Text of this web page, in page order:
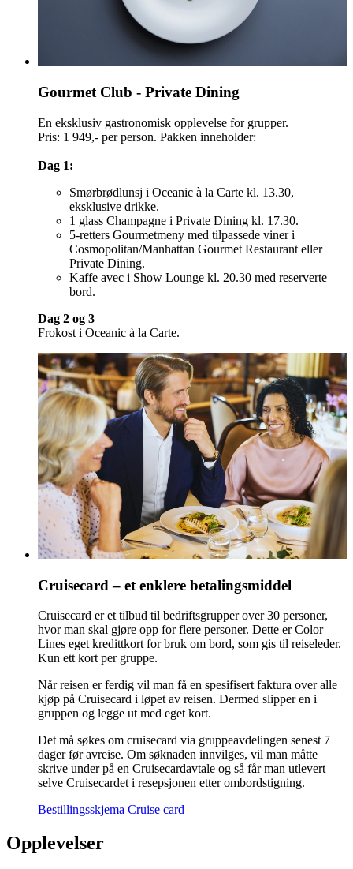
Gourmet Club - Private Dining
En eksklusiv gastronomisk opplevelse for grupper.
Pris: 1 949,- per person. Pakken inneholder:
Dag 1:
Smørbrødlunsj i Oceanic à la Carte kl. 13.30,
eksklusive drikke.
1 glass Champagne i Private Dining kl. 17.30.
5-retters Gourmetmeny med tilpassede viner i
Cosmopolitan/Manhattan Gourmet Restaurant eller
Private Dining.
Kaffe avec i Show Lounge kl. 20.30 med reserverte
bord.
Dag 2 og 3
Frokost i Oceanic à la Carte.
Cruisecard – et enklere betalingsmiddel
Cruisecard er et tilbud til bedriftsgrupper over 30 personer,
hvor man skal gjøre opp for flere personer. Dette er Color
Lines eget kredittkort for bruk om bord, som gis til reiseleder.
Kun ett kort per gruppe.
Når reisen er ferdig vil man få en spesifisert faktura over alle
kjøp på Cruisecard i løpet av reisen. Dermed slipper en i
gruppen og legge ut med eget kort.
Det må søkes om cruisecard via gruppeavdelingen senest 7
dager før avreise. Om søknaden innvilges, vil man måtte
skrive under på en Cruisecardavtale og så får man utlevert
selve Cruisecardet i resepsjonen etter ombordstigning.
Bestillingsskjema Cruise card
Opplevelser